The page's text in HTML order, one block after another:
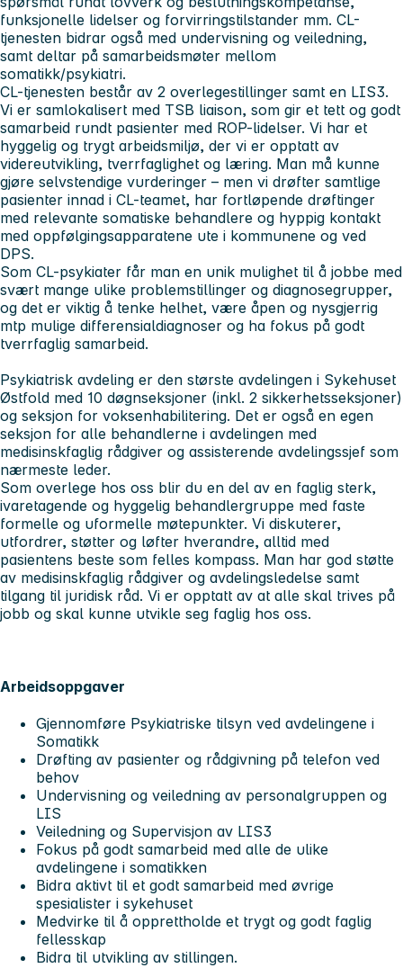
funksjonelle lidelser og forvirringstilstander mm. CL-
tjenesten bidrar også med undervisning og veiledning,
samt deltar på samarbeidsmøter mellom
somatikk/psykiatri.
CL-tjenesten består av 2 overlegestillinger samt en LIS3.
Vi er samlokalisert med TSB liaison, som gir et tett og godt
samarbeid rundt pasienter med ROP-lidelser. Vi har et
hyggelig og trygt arbeidsmiljø, der vi er opptatt av
videreutvikling, tverrfaglighet og læring. Man må kunne
gjøre selvstendige vurderinger – men vi drøfter samtlige
pasienter innad i CL-teamet, har fortløpende drøftinger
med relevante somatiske behandlere og hyppig kontakt
med oppfølgingsapparatene ute i kommunene og ved
DPS.
Som CL-psykiater får man en unik mulighet til å jobbe med
svært mange ulike problemstillinger og diagnosegrupper,
og det er viktig å tenke helhet, være åpen og nysgjerrig
mtp mulige differensialdiagnoser og ha fokus på godt
tverrfaglig samarbeid.
Psykiatrisk avdeling er den største avdelingen i Sykehuset
Østfold med 10 døgnseksjoner (inkl. 2 sikkerhetsseksjoner)
og seksjon for voksenhabilitering. Det er også en egen
seksjon for alle behandlerne i avdelingen med
medisinskfaglig rådgiver og assisterende avdelingssjef som
nærmeste leder.
Som overlege hos oss blir du en del av en faglig sterk,
ivaretagende og hyggelig behandlergruppe med faste
formelle og uformelle møtepunkter. Vi diskuterer,
utfordrer, støtter og løfter hverandre, alltid med
pasientens beste som felles kompass. Man har god støtte
av medisinskfaglig rådgiver og avdelingsledelse samt
tilgang til juridisk råd. Vi er opptatt av at alle skal trives på
jobb og skal kunne utvikle seg faglig hos oss.
Arbeidsoppgaver
Gjennomføre Psykiatriske tilsyn ved avdelingene i
Somatikk
Drøfting av pasienter og rådgivning på telefon ved
behov
Undervisning og veiledning av personalgruppen og
LIS
Veiledning og Supervisjon av LIS3
Fokus på godt samarbeid med alle de ulike
avdelingene i somatikken
Bidra aktivt til et godt samarbeid med øvrige
spesialister i sykehuset
Medvirke til å opprettholde et trygt og godt faglig
fellesskap
Bidra til utvikling av stillingen.